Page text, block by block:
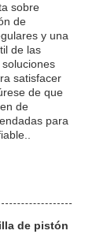
sobre
de
y una
de las
satisfacer
de que
de
para
de pistón